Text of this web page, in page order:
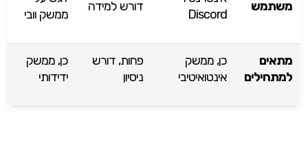
משתמש
Discord
דורש למידה
ממשק וובי
מתאים
למתחילים
כן, ממשק
אינטואיטיבי
פחות, דורש
ניסיון
כן, ממשק
ידידותי